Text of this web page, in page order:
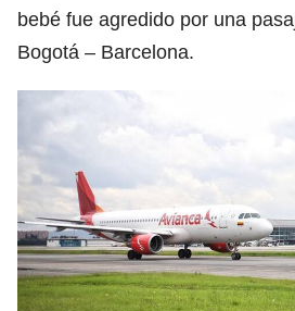
bebé fue agredido por una
Bogotá – Barcelona.